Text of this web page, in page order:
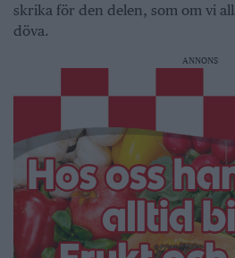
skrika för den delen, som om vi
döva.
ANNONS